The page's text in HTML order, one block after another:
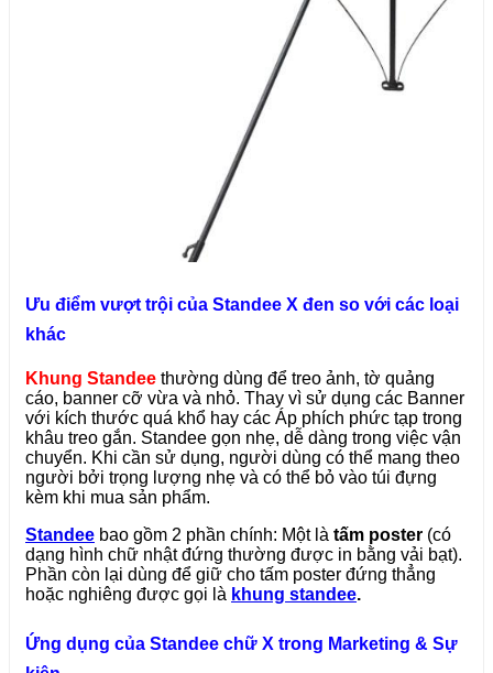
Ưu điểm vượt trội của Standee X đen so với các loại
khác
Khung Standee thường dùng để treo ảnh, tờ quảng
cáo, banner cỡ vừa và nhỏ. Thay vì sử dụng các Banner
với kích thước quá khổ hay các Áp phích phức tạp trong
khâu treo gắn. Standee gọn nhẹ, dễ dàng trong việc vận
chuyển. Khi cần sử dụng, người dùng có thể mang theo
người bởi trọng lượng nhẹ và có thể bỏ vào túi đựng
kèm khi mua sản phẩm.
Standee bao gồm 2 phần chính: Một là tấm poster (có
dạng hình chữ nhật đứng thường được in bằng vải bạt).
Phần còn lại dùng để giữ cho tấm poster đứng thẳng
hoặc nghiêng được gọi là khung standee.
Ứng dụng của Standee chữ X trong Marketing & Sự